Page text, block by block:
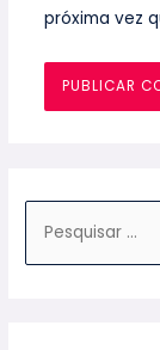
próxima vez